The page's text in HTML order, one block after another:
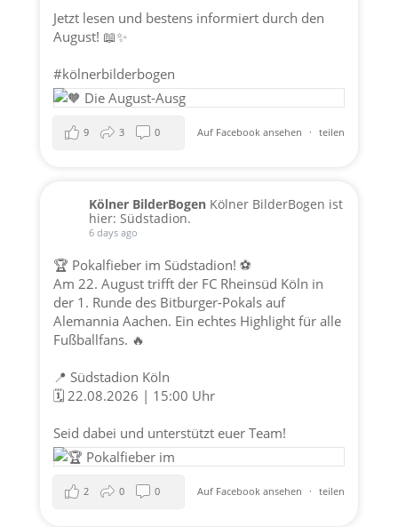
Jetzt lesen und bestens informiert durch den
August! 📖✨
#kölnerbilderbogen
Auf Facebook ansehen · teilen
9 3 0
Kölner BilderBogen Kölner BilderBogen ist
hier: Südstadion.
6 days ago
🏆 Pokalfieber im Südstadion! ⚽️
Am 22. August trifft der FC Rheinsüd Köln in
der 1. Runde des Bitburger-Pokals auf
Alemannia Aachen. Ein echtes Highlight für alle
Fußballfans. 🔥
📍 Südstadion Köln
🗓️ 22.08.2026 | 15:00 Uhr
Seid dabei und unterstützt euer Team!
Auf Facebook ansehen · teilen
2 0 0